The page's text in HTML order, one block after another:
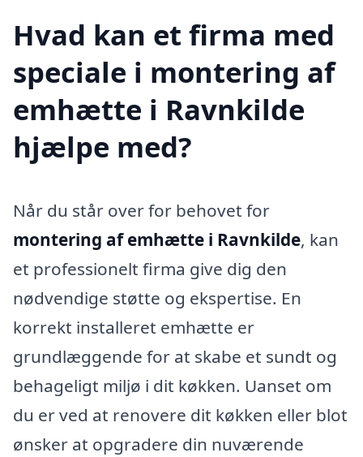
Hvad kan et firma med
speciale i montering af
emhætte i Ravnkilde
hjælpe med?
Når du står over for behovet for
montering af emhætte i Ravnkilde, kan
et professionelt firma give dig den
nødvendige støtte og ekspertise. En
korrekt installeret emhætte er
grundlæggende for at skabe et sundt og
behageligt miljø i dit køkken. Uanset om
du er ved at renovere dit køkken eller blot
ønsker at opgradere din nuværende